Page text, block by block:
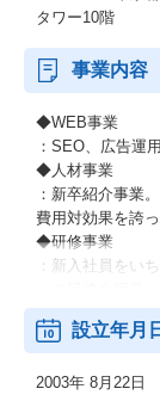
タワー10階
事業内容
◆WEB事業
：SEO、広告運
◆人材事業
：新卒紹介事業
費用対効果を誇っ
◆研修事業
：新入社員をい
◆エクゼパート
：日本を代表す
◆医療事業
設立年月
2003年 8月22日